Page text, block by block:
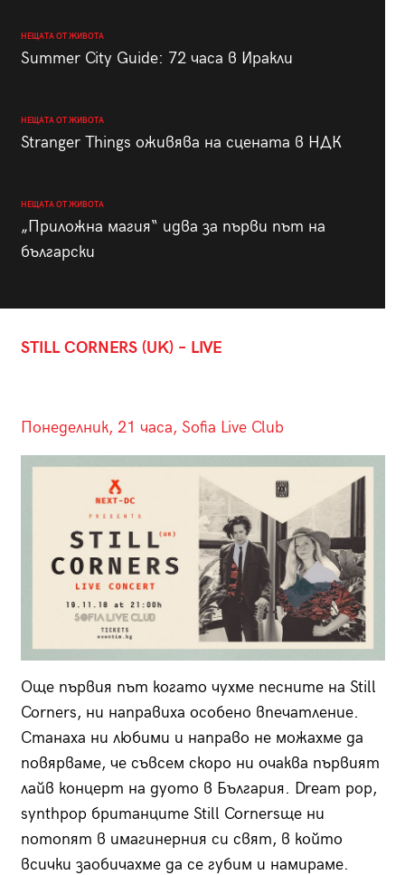
НЕЩАТА ОТ ЖИВОТА
Summer City Guide: 72 часа в Иракли
НЕЩАТА ОТ ЖИВОТА
Stranger Things оживява на сцената в НДК
НЕЩАТА ОТ ЖИВОТА
„Приложна магия“ идва за първи път на
български
STILL CORNERS (UK) – LIVE
Понеделник, 21 часа, Sofia Live Club
Още първия път когато чухме песните на Still
Corners, ни направиха особено впечатление.
Станаха ни любими и направо не можахме да
повярваме, че съвсем скоро ни очаква първият
лайв концерт на дуото в България. Dream pop,
synthpop британците Still Cornersще ни
потопят в имагинерния си свят, в който
всички заобичахме да се губим и намираме.